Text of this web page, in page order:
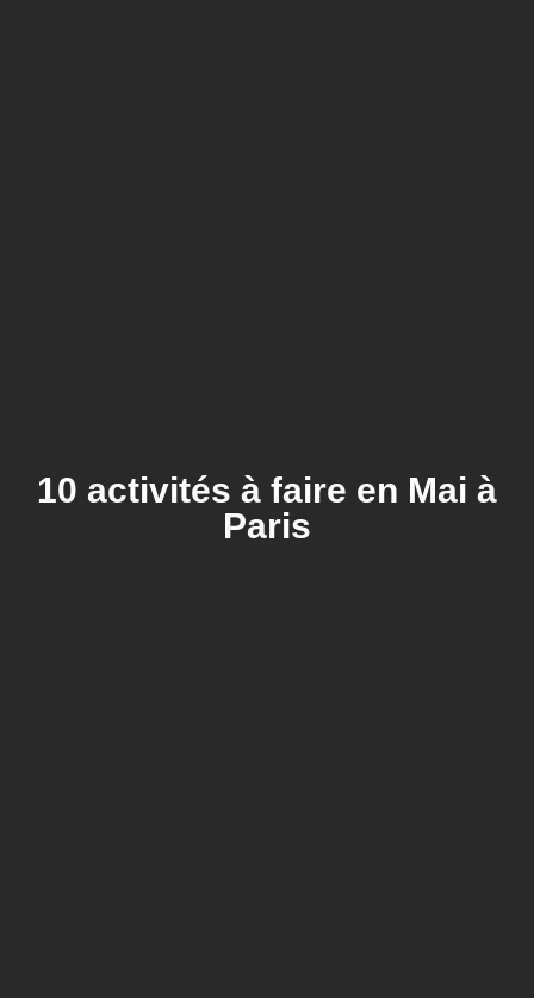
10 activités à faire en Mai à
Paris